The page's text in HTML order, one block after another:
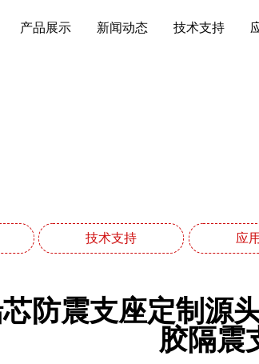
产品展示 新闻动态 技术支持
技术支持 应
防震支座定制源
胶隔震